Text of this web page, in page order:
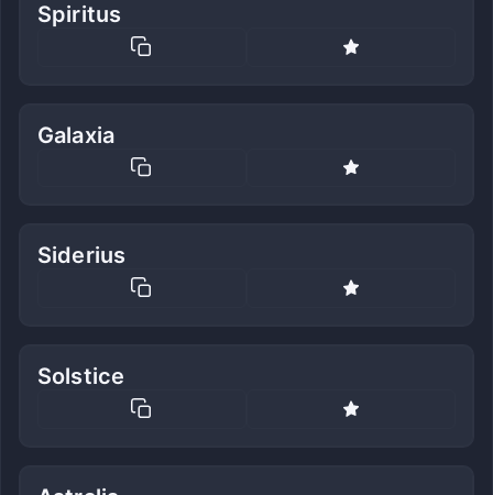
Spiritus
Galaxia
Siderius
Solstice